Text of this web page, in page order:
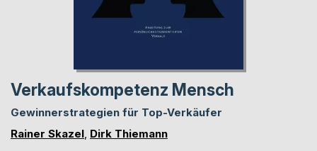
Verkaufskompetenz Mensch
Gewinnerstrategien für Top-Verkäufer
Rainer Skazel Dirk Thiemann